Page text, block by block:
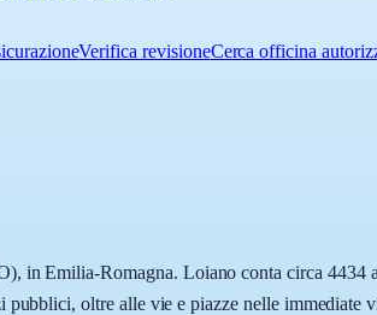
Verifica revisioneCerca officina
in Emilia-Romagna. Loiano conta circa
oltre alle vie e piazze nelle immediate